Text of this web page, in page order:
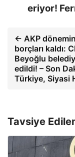
eriyor!
← AKP
borçları kaldı:
Beyoğlu
edildi! – Son
Türkiye, Siyasi
Tavsiye